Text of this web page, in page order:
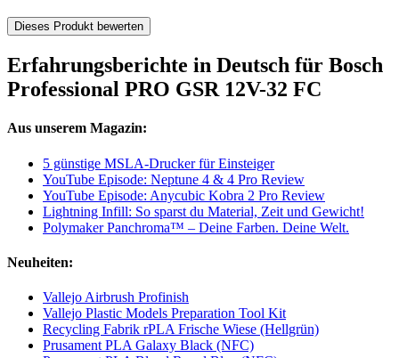
Dieses Produkt bewerten
Erfahrungsberichte in Deutsch für Bosch
Professional PRO GSR 12V-32 FC
Aus unserem Magazin:
5 günstige MSLA-Drucker für Einsteiger
YouTube Episode: Neptune 4 & 4 Pro Review
YouTube Episode: Anycubic Kobra 2 Pro Review
Lightning Infill: So sparst du Material, Zeit und Gewicht!
Polymaker Panchroma™ – Deine Farben. Deine Welt.
Neuheiten:
Vallejo Airbrush Profinish
Vallejo Plastic Models Preparation Tool Kit
Recycling Fabrik rPLA Frische Wiese (Hellgrün)
Prusament PLA Galaxy Black (NFC)